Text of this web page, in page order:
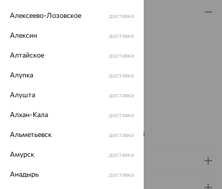
Описание
Металл:Серебро
Страна происхождения:
КИТАЙ
Коллекции:
Цвет вставки:
Наименование цвета вставки:
Бесцветный
Доставка и оплата
Алексеево-Лозовское доставка
Алексин доставка
Алтайское доставка
Алупка доставка
Алушта доставка
Алхан-Кала доставка
Альметьевск доставка
Амурск доставка
Анадырь доставка